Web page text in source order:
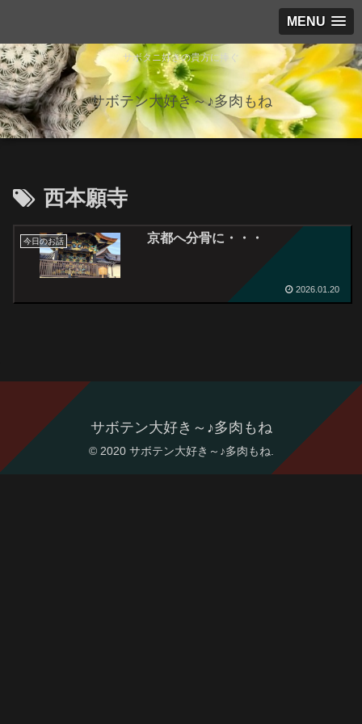
MENU
サボタニ好きの貴方に捧ぐ
サボテン大好き～♪多肉もね
西本願寺
今日のお話 京都へ分骨に・・・
2026.01.20
サボテン大好き～♪多肉もね
© 2020 サボテン大好き～♪多肉もね.